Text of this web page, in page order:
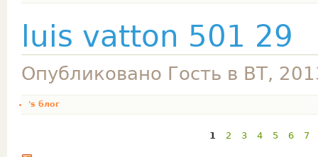
luis vatton 501 29
Опубликовано Гость в ВТ,
's блог
1 2 3 4 5 6 7